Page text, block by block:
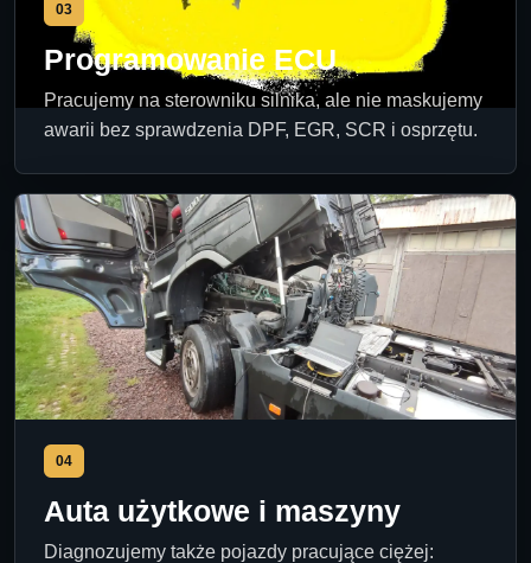
03
Programowanie ECU
Pracujemy na sterowniku silnika, ale nie maskujemy
awarii bez sprawdzenia DPF, EGR, SCR i osprzętu.
04
Auta użytkowe i maszyny
Diagnozujemy także pojazdy pracujące ciężej: